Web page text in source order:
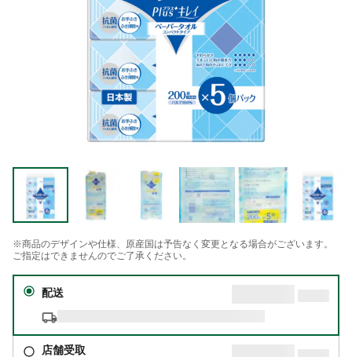
※商品のデザインや仕様、原産国は予告なく変更となる場合がございます。
ご指定はできませんのでご了承ください。
配送
店舗受取